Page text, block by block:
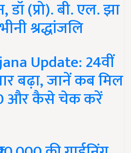
(प्रो). बी. एल. झा
श्रद्धांजलि
Update: 24वीं
बढ़ा, जानें कब मिल
और कैसे चेक करें